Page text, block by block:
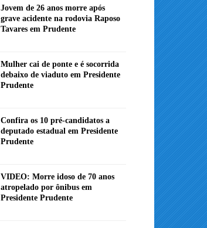
Jovem de 26 anos morre após
grave acidente na rodovia Raposo
Tavares em Prudente
Mulher cai de ponte e é socorrida
debaixo de viaduto em Presidente
Prudente
Confira os 10 pré-candidatos a
deputado estadual em Presidente
Prudente
VIDEO: Morre idoso de 70 anos
atropelado por ônibus em
Presidente Prudente